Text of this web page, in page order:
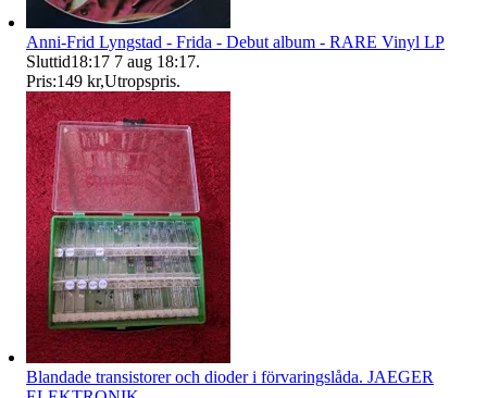
Anni-Frid Lyngstad - Frida - Debut album - RARE Vinyl LP
Sluttid18:17 7 aug 18:17.
Pris:149 kr,Utropspris.
Blandade transistorer och dioder i förvaringslåda. JAEGER